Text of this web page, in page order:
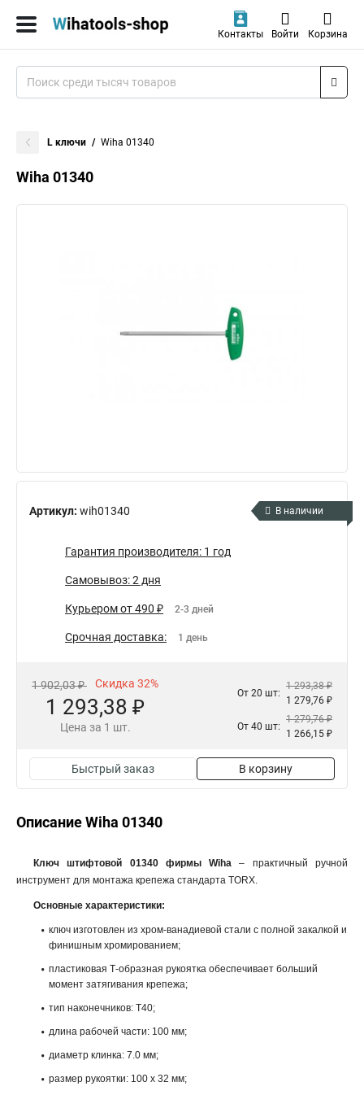
Контакты Войти Корзина
L ключи Wiha 01340
Wiha 01340
Артикул: wih01340 В наличии
Гарантия производителя: 1 год
Самовывоз: 2 дня
Курьером от 490 ₽ 2-3 дней
Срочная доставка: 1 день
1 902,03 ₽ Скидка 32%
1 293,38 ₽
Цена за 1 шт.
От 20 шт:
1 293,38 ₽
1 279,76 ₽
От 40 шт:
1 279,76 ₽
1 266,15 ₽
Быстрый заказ В корзину
Описание Wiha 01340
Ключ штифтовой 01340 фирмы Wiha – практичный ручной
инструмент для монтажа крепежа стандарта TORX.
Основные характеристики:
ключ изготовлен из хром-ванадиевой стали с полной закалкой и
финишным хромированием;
пластиковая Т-образная рукоятка обеспечивает больший
момент затягивания крепежа;
тип наконечников: T40;
длина рабочей части: 100 мм;
диаметр клинка: 7.0 мм;
размер рукоятки: 100 x 32 мм;